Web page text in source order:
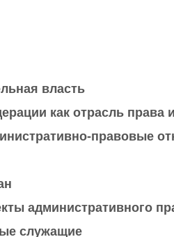
власть
как отрасль права
правовые
административного
служащие